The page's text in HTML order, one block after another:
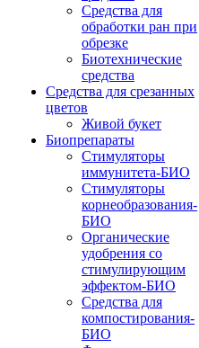
Средства для
обработки ран при
обрезке
Биотехнические
средства
Средства для срезанных
цветов
Живой букет
Биопрепараты
Стимуляторы
иммунитета-БИО
Стимуляторы
корнеобразования-
БИО
Органические
удобрения со
стимулирующим
эффектом-БИО
Средства для
компостирования-
БИО